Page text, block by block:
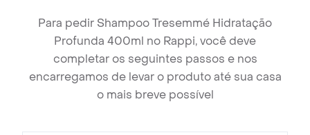
Para pedir Shampoo Tresemmé Hidratação
Profunda 400ml no Rappi, você deve
completar os seguintes passos e nos
encarregamos de levar o produto até sua casa
o mais breve possível